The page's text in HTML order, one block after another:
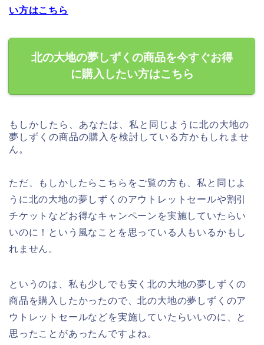
い方はこちら
北の大地の夢しずくの商品を今すぐお得
に購入したい方はこちら
もしかしたら、あなたは、私と同じように北の大地の
夢しずくの商品の購入を検討している方かもしれませ
ん。
ただ、もしかしたらこちらをご覧の方も、私と同じよ
うに北の大地の夢しずくのアウトレットセールや割引
チケットなどお得なキャンペーンを実施していたらい
いのに！という風なことを思っている人もいるかもし
れません。
というのは、私も少しでも安く北の大地の夢しずくの
商品を購入したかったので、北の大地の夢しずくのア
ウトレットセールなどを実施していたらいいのに、と
思ったことがあったんですよね。